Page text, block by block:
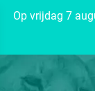
Op vrijdag 7